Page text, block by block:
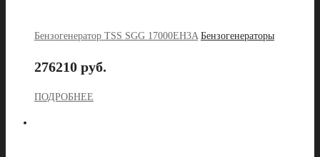
Бензогенератор TSS SGG 17000EH3A Бензогенераторы
276210 руб.
ПОДРОБНЕЕ